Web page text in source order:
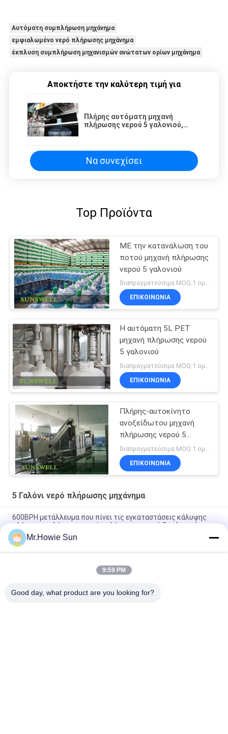
Αυτόματη συμπλήρωση μηχάνημα
εμφιαλωμένο νερό πλήρωσης μηχάνημα
έκπλυση συμπλήρωση μηχανισμών ανώτατων ορίων μηχάνημα
Αποκτήστε την καλύτερη τιμή για
Πλήρης αυτόματη μηχανή
πλήρωσης νερού 5 γαλονιού,
Να συνεχίσει
Top Προϊόντα
ΜΕ την κατανάλωση του
ποτού μηχανή πλήρωσης
νερού 5 γαλονιού
διαπραγματεύσιμα MOQ:1 ομάδα
ΕΠΙΚΟΙΝΩΝΊΑ
Η αυτόματη 5L PET
μηχανή πλήρωσης νερού
5 γαλονιού
διαπραγματεύσιμα MOQ:1 ομάδα
ΕΠΙΚΟΙΝΩΝΊΑ
Πλήρης-αυτοκίνητο
ανοξείδωτου μηχανή
πλήρωσης νερού 5
γαλονιού
ΕΠΙΚΟΙΝΩΝΊΑ
5 Γαλόνι νερό πλήρωσης μηχάνημα
600BPH μετάλλευμα που πίνει τις εγκαταστάσεις κάλυψης
πλήρωσης πλύσης μηχανών πλήρωσης νερού 5 γαλονιού
Πλήρης αυτόματη μηχανή πλήρωσης νερού 5 γαλονιού,
ορυκτή καθαρή γραμμή παραγωγής νερού
Πλήρως αυτόματο 3 γαλόνι καθαρή γραμμή παραγωγής νερού
Mr.Howie Sun
9:59 PM
Good day, what product are you looking for?